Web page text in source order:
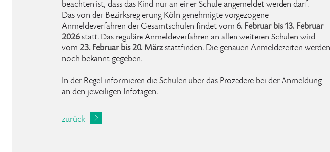
beachten ist, dass das Kind nur an einer Schule angemeldet werden darf.
Das von der Bezirksregierung Köln genehmigte vorgezogene
Anmeldeverfahren der Gesamtschulen findet vom 6. Februar bis 13. Februar
2026statt. Das reguläre Anmeldeverfahren an allen weiteren Schulen wird
vom 23. Februar bis 20. Märzstattfinden. Die genauen Anmeldezeiten werden
noch bekannt gegeben.
In der Regel informieren die Schulen über das Prozedere bei der Anmeldung
an den jeweiligen Infotagen.
zurück